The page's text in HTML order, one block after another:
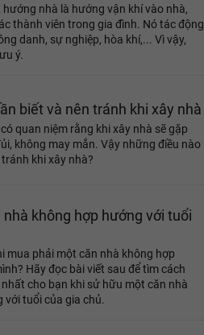
hướng nhà là hướng vận khí vào nhà,
thành viên trong gia đình. Nó tác động
danh, sự nghiệp, hòa khí,... Vì vậy,
ý.
biết và nên tránh khi xây nhà
quan niệm rằng khi xây nhà sẽ gặp
không may mắn. Vậy những điều nào
khi xây nhà?
nhà không hợp hướng với tuổi
mua phải một căn nhà không hợp
Hãy đọc bài viết sau để tìm cách
nhất cho bạn khi sử hữu một căn nhà
với tuổi của gia chủ.